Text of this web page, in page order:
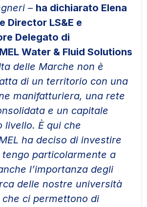
– ha dichiarato Elena
Director LS&E e
Delegato di
Water & Fluid Solutions
delle Marche non è
di un territorio con una
manifatturiera, una rete
e un capitale
livello. È qui che
ha deciso di investire
particolarmente a
l’importanza degli
delle nostre università
ci permettono di